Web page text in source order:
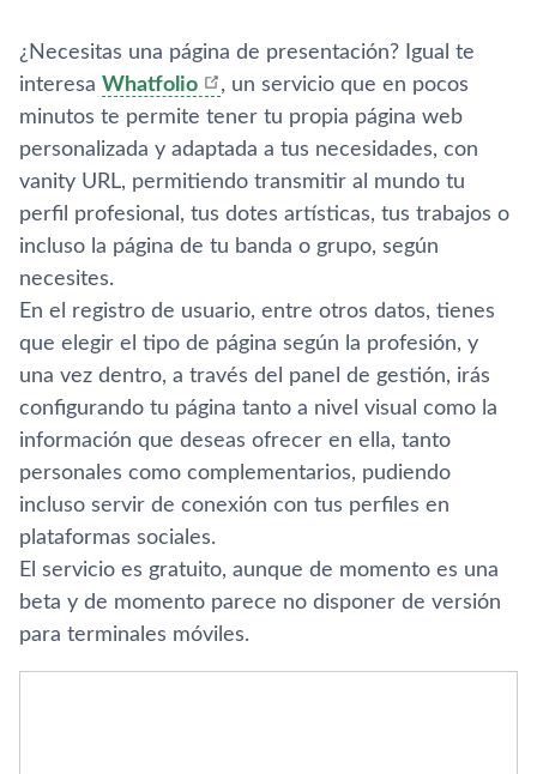
¿Necesitas una página de presentación? Igual te
interesa Whatfolio
, un servicio que en pocos
minutos te permite tener tu propia página web
personalizada y adaptada a tus necesidades, con
vanity URL, permitiendo transmitir al mundo tu
perfil profesional, tus dotes artí­sticas, tus trabajos o
incluso la página de tu banda o grupo, según
necesites.
En el registro de usuario, entre otros datos, tienes
que elegir el tipo de página según la profesión, y
una vez dentro, a través del panel de gestión, irás
configurando tu página tanto a nivel visual como la
información que deseas ofrecer en ella, tanto
personales como complementarios, pudiendo
incluso servir de conexión con tus perfiles en
plataformas sociales.
El servicio es gratuito, aunque de momento es una
beta y de momento parece no disponer de versión
para terminales móviles.